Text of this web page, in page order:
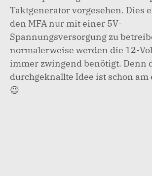
Taktgenerator vorgesehen. Dies
den MFA nur mit einer 5V-
Spannungsversorgung zu
normalerweise werden die 12-
immer zwingend benötigt. Denn
durchgeknallte Idee ist schon
😉